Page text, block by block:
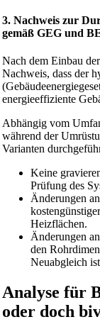
3. Nachweis zur
gemäß GEG und
Nach dem Einbau
Nachweis, dass der
energieeffiziente
Abhängig vom
während der
Varianten
Keine
Prüfung des
Änderungen
Heizflächen.
Änderungen
den
Neuabgleich
Analyse für
oder doch